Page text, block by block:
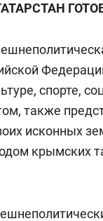
спорте,
также
исконных
крымских